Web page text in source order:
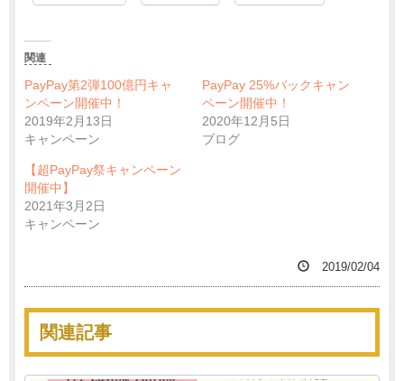
関連
PayPay第2弾100億円キャ
ンペーン開催中！
2019年2月13日
キャンペーン
PayPay 25%バックキャン
ペーン開催中！
2020年12月5日
ブログ
【超PayPay祭キャンペーン
開催中】
2021年3月2日
キャンペーン
2019/02/04
関連記事